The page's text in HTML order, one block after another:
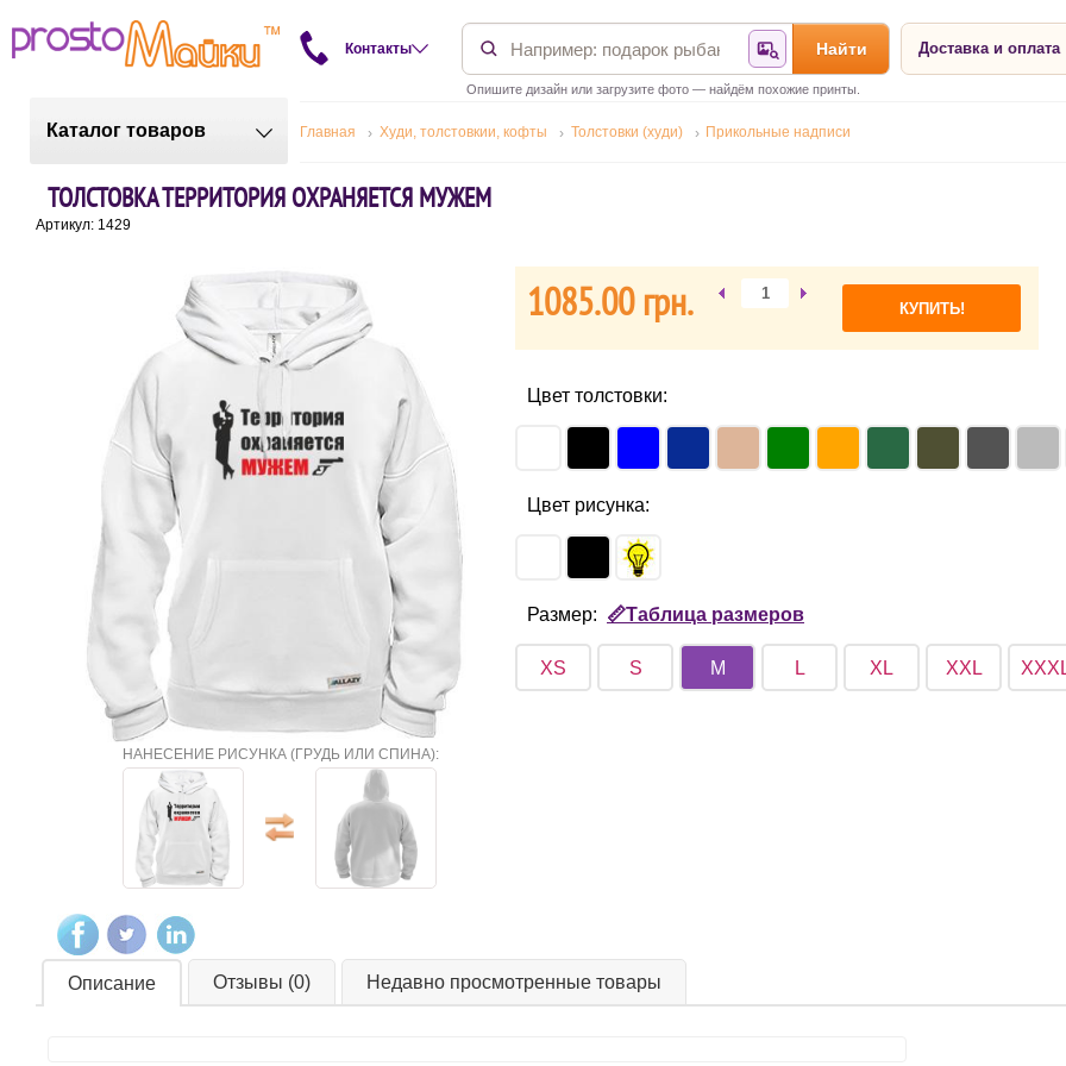
Контакты Найти по фотографии
Найти
Опишите дизайн или загрузите фото — найдём похожие принты.
Доставка и оплата
Каталог товаров Главная Худи, толстовкии, кофты Толстовки (худи) Прикольные надписи
ТОЛСТОВКА ТЕРРИТОРИЯ ОХРАНЯЕТСЯ МУЖЕМ
Артикул: 1429
НАНЕСЕНИЕ РИСУНКА (ГРУДЬ ИЛИ СПИНА):
1085.00 грн.
Цвет толстовки:
Цвет рисунка:
Размер: 📏Таблица размеров
XS S M L XL XXL
Описание Отзывы (0) Недавно просмотренные товары